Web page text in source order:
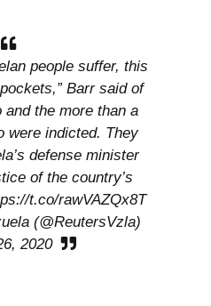
people suffer, this
Barr said of
and the more than a
were indicted. They
’s defense minister
of the country’s
t.co/rawVAZQx8T
(@ReutersVzla)
2020